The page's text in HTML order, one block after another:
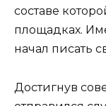
составе
площадках.
начал писать
Достигнув